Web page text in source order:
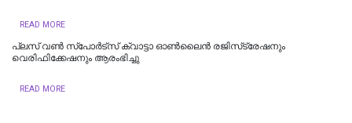
READ MORE
പ്ലസ് വൺ സ്‌പോർട്‌സ് ക്വാട്ടാ ഓൺലൈൻ രജിസ്‌ട്രേഷനും
വെരിഫിക്കേഷനും ആരംഭിച്ചു
READ MORE